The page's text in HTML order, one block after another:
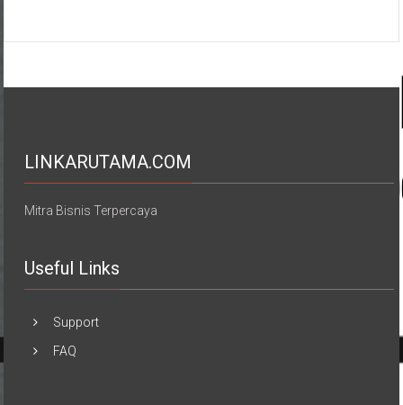
LINKARUTAMA.COM
Mitra Bisnis Terpercaya
Useful Links
Support
FAQ